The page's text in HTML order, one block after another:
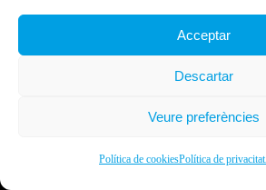
Acceptar
Descartar
Veure preferències
Política de cookiesPolítica de privacitat
Ebrexperience © 2019. All rights
Presidència